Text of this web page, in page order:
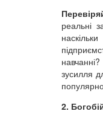
реальні
зусилля
2.